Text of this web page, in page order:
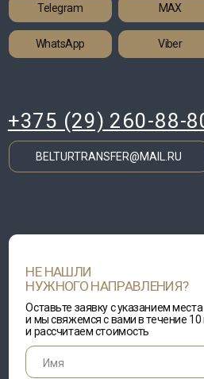
НУЖНОГО НАПРАВЛЕНИЯ?
Оставьте заявку с указанием места
и мы свяжемся с вами в течение 10
и рассчитаем стоимость
Предпочтительная форма связи
MAX
Telegram
Whatsapp
Viber